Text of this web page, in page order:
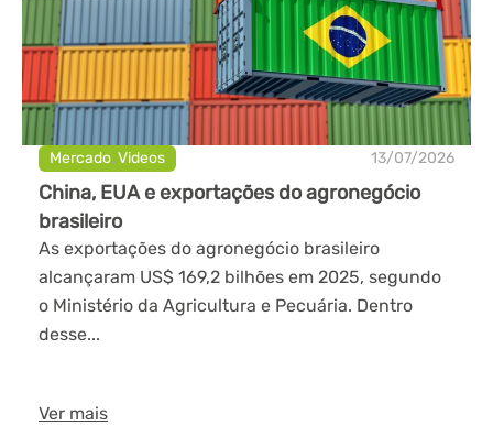
Mercado,Videos 13/07/2026
China, EUA e exportações do agronegócio
brasileiro
As exportações do agronegócio brasileiro
alcançaram US$ 169,2 bilhões em 2025, segundo
o Ministério da Agricultura e Pecuária. Dentro
desse...
Ver mais